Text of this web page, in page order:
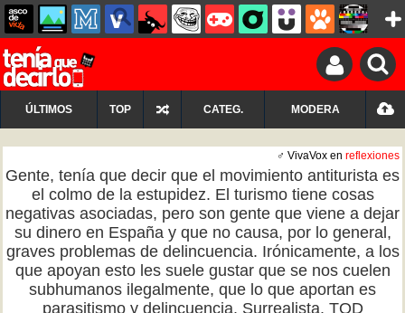
ÚLTIMOS TOP CATEG. MODERA
♂ VivaVox en reflexiones
Gente, tenía que decir que el movimiento antiturista es
el colmo de la estupidez. El turismo tiene cosas
negativas asociadas, pero son gente que viene a dejar
su dinero en España y que no causa, por lo general,
graves problemas de delincuencia. Irónicamente, a los
que apoyan esto les suele gustar que se nos cuelen
subhumanos ilegalmente, que lo que aportan es
parasitismo y delincuencia. Surrealista. TQD